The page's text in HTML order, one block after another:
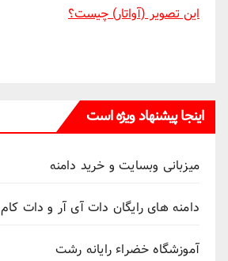
این تصویر (آواتار) چیست؟
اینجا پیشنهاد ویژه است
میزبانی وبسایت و خرید دامنه
دامنه های رایگان دات آی آر و دات کام
آموزشگاه خضراء رایانه رشت